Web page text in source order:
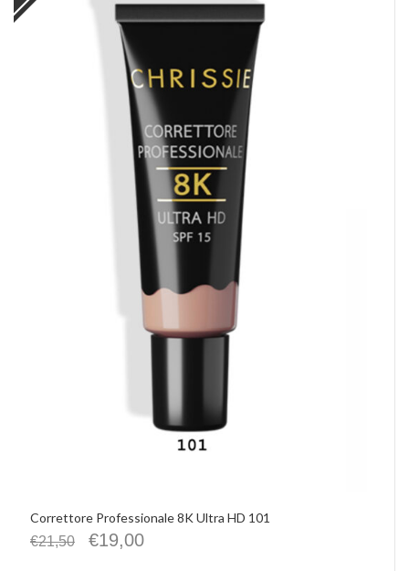
Correttore Professionale 8K Ultra HD 101
€21,50 €19,00